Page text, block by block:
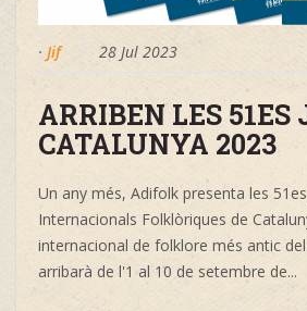
· Jif 28 Jul 2023
ARRIBEN LES 51ES
CATALUNYA 2023
Un any més, Adifolk presenta les
Internacionals Folklòriques de
internacional de folklore més antic
arribarà de l'1 al 10 de setembre de...